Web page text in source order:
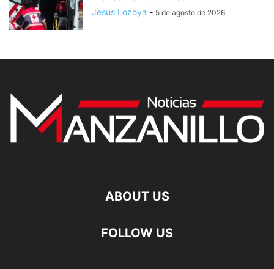
Jesus Lozoya - 5 de agosto de 2026
ABOUT US
FOLLOW US